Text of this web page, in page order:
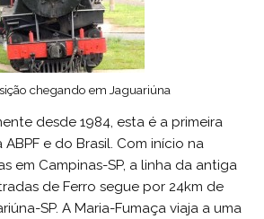
chegando em Jaguariúna
desde 1984, esta é a primeira
e do Brasil. Com início na
em Campinas-SP, a linha da antiga
de Ferro segue por 24km de
SP. A Maria-Fumaça viaja a uma